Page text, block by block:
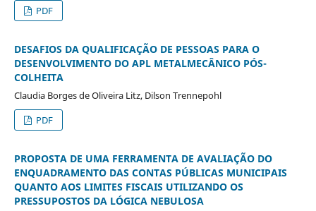
PDF
DESAFIOS DA QUALIFICAÇÃO DE PESSOAS PARA O
DESENVOLVIMENTO DO APL METALMECÂNICO PÓS-
COLHEITA
Claudia Borges de Oliveira Litz, Dilson Trennepohl
PDF
PROPOSTA DE UMA FERRAMENTA DE AVALIAÇÃO DO
ENQUADRAMENTO DAS CONTAS PÚBLICAS MUNICIPAIS
QUANTO AOS LIMITES FISCAIS UTILIZANDO OS
PRESSUPOSTOS DA LÓGICA NEBULOSA